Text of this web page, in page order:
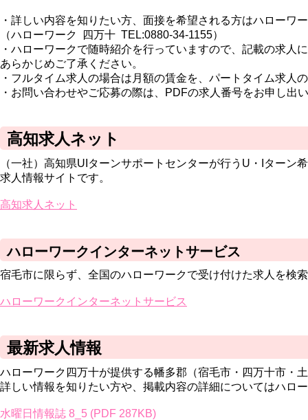
・詳しい内容を知りたい方、面接を希望される方はハローワ
（ハローワーク 四万十 TEL:0880-34-1155）
・ハローワークで随時紹介を行っていますので、記載の求
あらかじめご了承ください。
・フルタイム求人の場合は月額の賃金を、パートタイム求人
・お問い合わせやご応募の際は、PDFの求人番号をお申し出
高知求人ネット
（一社）高知県UIターンサポートセンターが行うU・Iター
求人情報サイトです。
高知求人ネット
ハローワークインターネットサービス
宿毛市に限らず、全国のハローワークで受け付けた求人を検
ハローワークインターネットサービス
最新求人情報
ハローワーク四万十が提供する幡多郡（宿毛市・四万十市・
詳しい情報を知りたい方や、掲載内容の詳細についてはハロ
水曜日情報誌 8_5 (PDF 287KB)